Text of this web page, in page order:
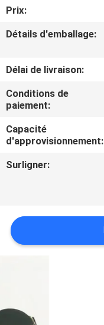
CONTRÔLE
DE
CONTACTEZ-
NOUS
DEMANDEZ
UNE
PLAN
Prix:
Détails d'emballage:
Délai de livraison:
Conditions de
paiement:
Capacité
d'approvisionnement:
Surligner: